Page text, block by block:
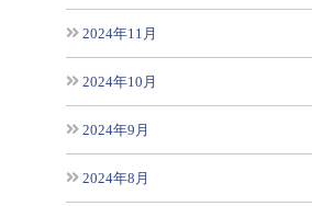
2024年11月
2024年10月
2024年9月
2024年8月